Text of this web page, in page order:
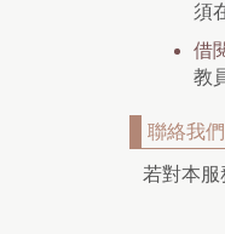
須
借
教
聯絡我們
若對本服